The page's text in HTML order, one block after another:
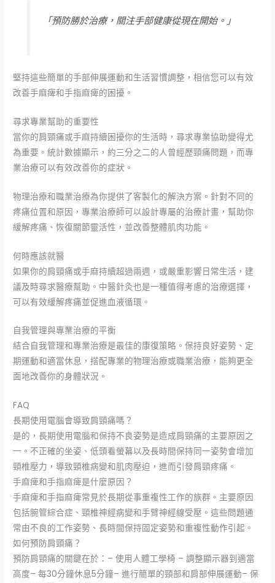
「預防勝於治療，關注手部健康從現在開始。」
堅持這些簡單的手部伸展運動和生活習慣調整，相信您可以有效
改善手麻痺和手指麻痺的困擾。
尋求專業幫助的重要性
當你的肩頸痛或手麻持續困擾你的生活時，尋求專業協助變得尤
為重要。統計數據顯示，約三分之二的人曾經歷頸痛問題，而專
業治療可以有效改善你的症狀。
物理治療和職業治療為你提供了客製化的解決方案。針對不同的
疼痛位置和原因，專業治療師可以設計專屬的治療計畫，幫助你
緩解疼痛、恢復關節靈活性，並改善整體肌肉功能。
何時應該就醫
如果你的肩頸痛或手麻持續超過兩週，或嚴重影響日常生活，建
議及時尋求醫療幫助。中醫針灸也是一種值得考慮的治療選擇，
可以有效緩解疼痛並促進血液循環。
自我管理與專業治療的平衡
結合自我管理和專業治療是最佳的康復策略。保持良好姿勢、定
期運動和適當休息，搭配專業的物理治療或職業治療，能夠更全
面地改善你的身體狀況。
FAQ
長期使用電腦會導致肩頸痛嗎？
是的，長期使用電腦和保持不良姿勢是造成肩頸痛的主要原因之
一。不正確的坐姿、低頭看螢幕以及長時間保持同一姿勢會增加
頸椎壓力，導致頸椎病變和肌肉壓迫，進而引發肩頸疼痛。
手麻痺和手指麻痺是什麼原因？
手麻痺和手指麻痺常見於長期從事重複性工作的族群。主要原因
包括腕管綜合症、頸椎神經病變和手臂神經線受壓。這些問題通
常由不良的工作姿勢、長時間保持固定姿勢和重複性動作引起。
如何預防肩頸痛？
預防肩頸痛的關鍵在於：– 使用人體工學椅 – 調整顯示器到適當
高度– 每30分鐘休息5分鐘– 進行簡單的頸部和肩部伸展運動– 保